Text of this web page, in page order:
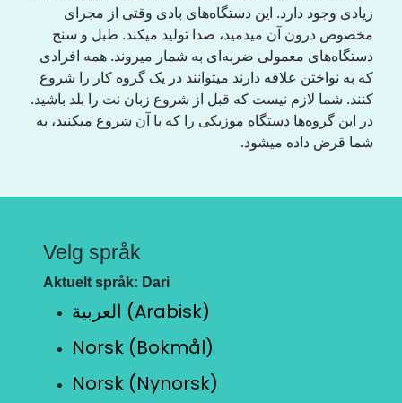
زیادی وجود دارد. این دستگاەهای بادی وقتی از مجرای
مخصوص درون آن میدمید، صدا تولید میکند. طبل و سنج
دستگاەهای معمولی ضربەای بە شمار میروند. همە افرادی
کە بە نواختن علاقە دارند میتوانند در یک گروە کار را شروع
کنند. شما لازم نیست کە قبل از شروع زبان نت را بلد باشید.
در این گروەها دستگاە موزیکی را کە با آن شروع میکنید، بە
شما قرض دادە میشود.
Velg språk
Aktuelt språk: Dari
العربية (Arabisk)
Norsk (Bokmål)
Norsk (Nynorsk)